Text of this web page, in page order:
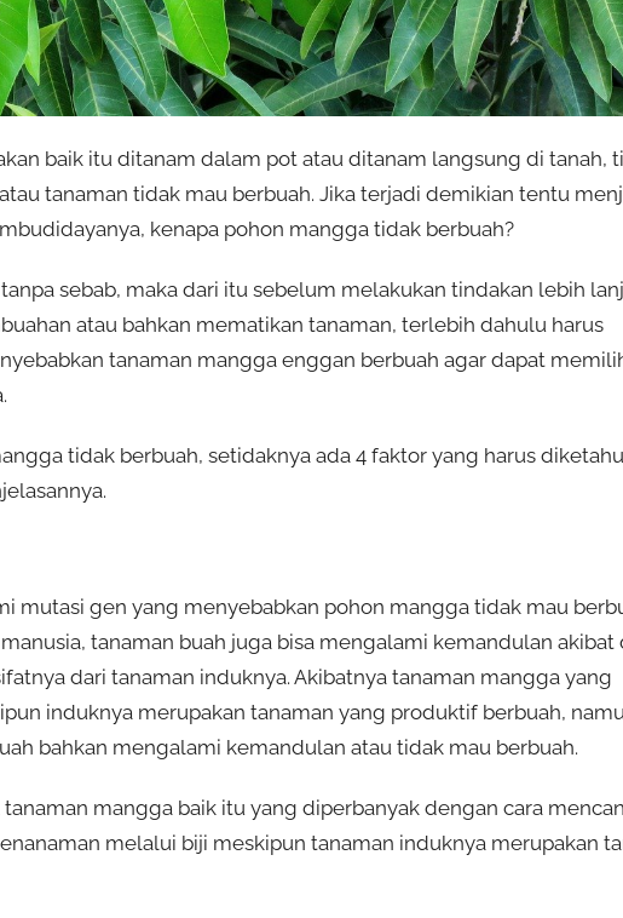
baik itu ditanam dalam pot atau ditanam langsung di tanah,
tanaman tidak mau berbuah. Jika terjadi demikian tentu
kenapa pohon mangga tidak berbuah?
sebab, maka dari itu sebelum melakukan tindakan lebih
atau bahkan mematikan tanaman, terlebih dahulu harus
tanaman mangga enggan berbuah agar dapat
tidak berbuah, setidaknya ada 4 faktor yang harus
mutasi gen yang menyebabkan pohon mangga tidak mau
tanaman buah juga bisa mengalami kemandulan akibat
dari tanaman induknya. Akibatnya tanaman mangga yang
induknya merupakan tanaman yang produktif berbuah,
bahkan mengalami kemandulan atau tidak mau berbuah.
mangga baik itu yang diperbanyak dengan cara
melalui biji meskipun tanaman induknya merupakan